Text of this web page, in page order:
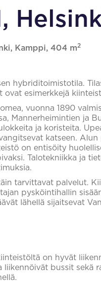
Kamppi, 404 m2
hybriditoimistotila.
ovat esimerkkejä
vuonna 1890
Mannerheimintien ja
ja koristeita.
katseen. Alun
on entisöity
Talotekniikka ja
tarvittavat palvelut.
pysköintihallin
lähellä sijaitsevat
on hyvät
liikennöivät bussit sekä